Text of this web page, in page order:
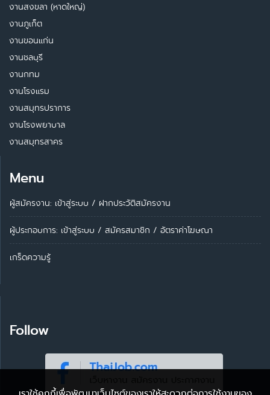
งานสงขลา (หาดใหญ่)
งานภูเก็ต
งานขอนแก่น
งานชลบุรี
งานกทม
งานโรงแรม
งานสมุทรปราการ
งานโรงพยาบาล
งานสมุทรสาคร
Menu
ผู้สมัครงาน: เข้าสู่ระบบ / ฝากประวัติสมัครงาน
ผู้ประกอบการ: เข้าสู่ระบบ / สมัครสมาชิก / อัตราค่าโฆษณา
เกร็ดความรู้
Follow